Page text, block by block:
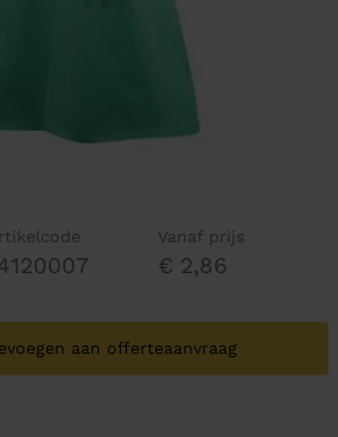
Vanaf prijs
€ 2,86
aan offerteaanvraag